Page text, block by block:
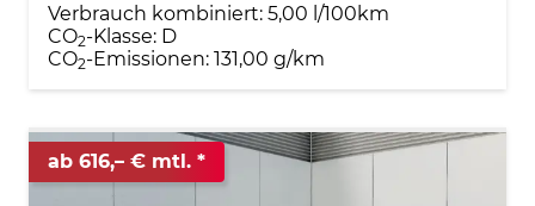
Verbrauch kombiniert: 5,00 l/100km
CO2-Klasse: D
CO2-Emissionen: 131,00 g/km
ab 616,– € mtl.